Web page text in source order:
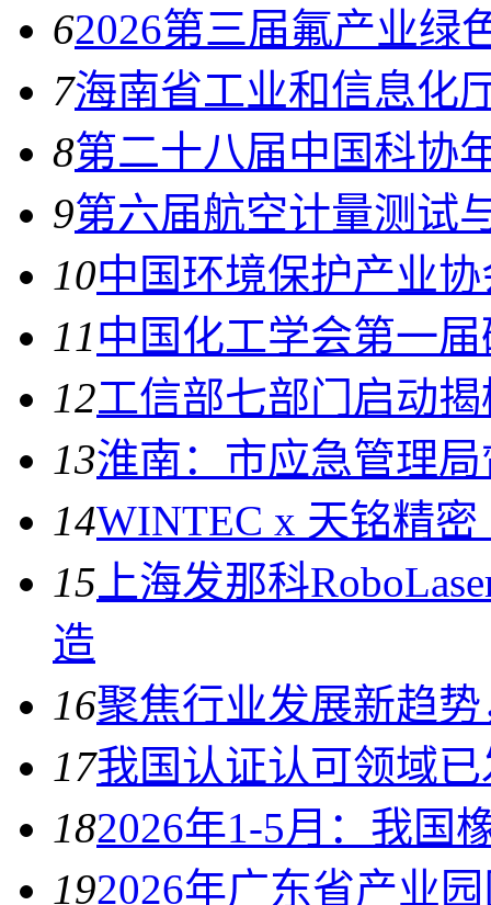
62026第三届氟产业绿
7海南省工业和信息化
8第二十八届中国科协
9第六届航空计量测试
10中国环境保护产业
11中国化工学会第一
12工信部七部门启动
13淮南：市应急管理
14WINTEC x 天铭精
15 上海发那科
造
16聚焦行业发展新趋
17我国认证认可领域
182026年1-5月：我国
192026年广东省产业